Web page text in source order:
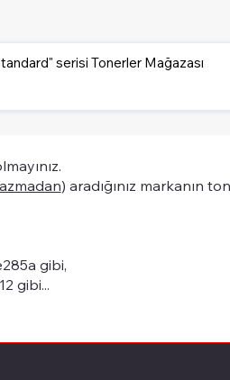
serisi Tonerler Mağazası
) aradığınız markanın
gibi,
gibi...